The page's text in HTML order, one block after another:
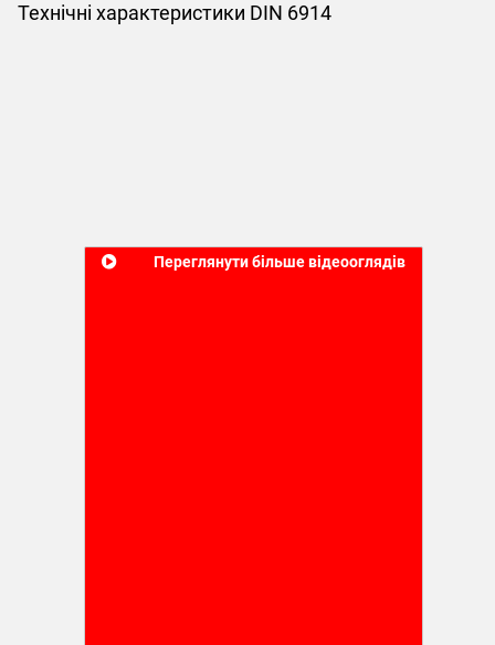
Технічні характеристики DIN 6914
Переглянути більше відеооглядів